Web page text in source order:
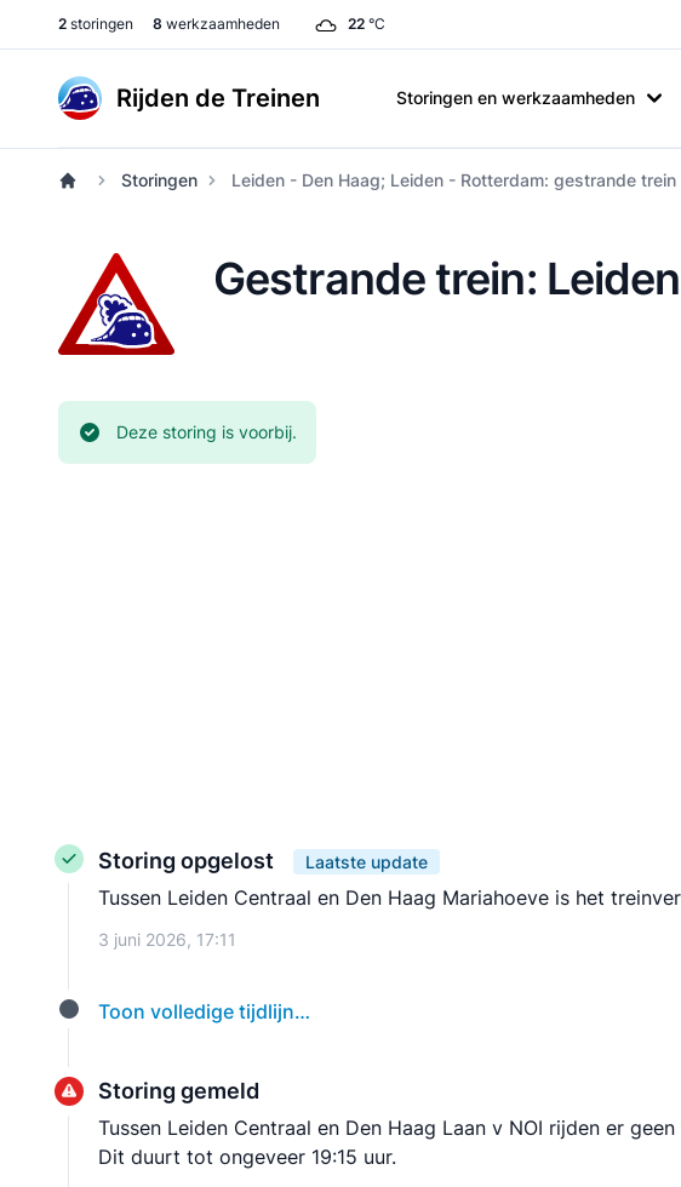
2 storingen 8 werkzaamheden 22 °C
Rijden de Treinen Storingen en werkzaamheden
Storingen Leiden - Den Haag; Leiden - Rotterdam: gestrande
Gestrande trein:
Huidige status:
Deze storing is voorbij.
Storing opgelost Laatste update
Tussen Leiden Centraal en Den Haag Mariahoeve is het
3 juni 2026, 17:11
Toon volledige tijdlijn…
Storing gemeld
Tussen Leiden Centraal en Den Haag Laan v NOI rijden er
Dit duurt tot ongeveer 19:15 uur.